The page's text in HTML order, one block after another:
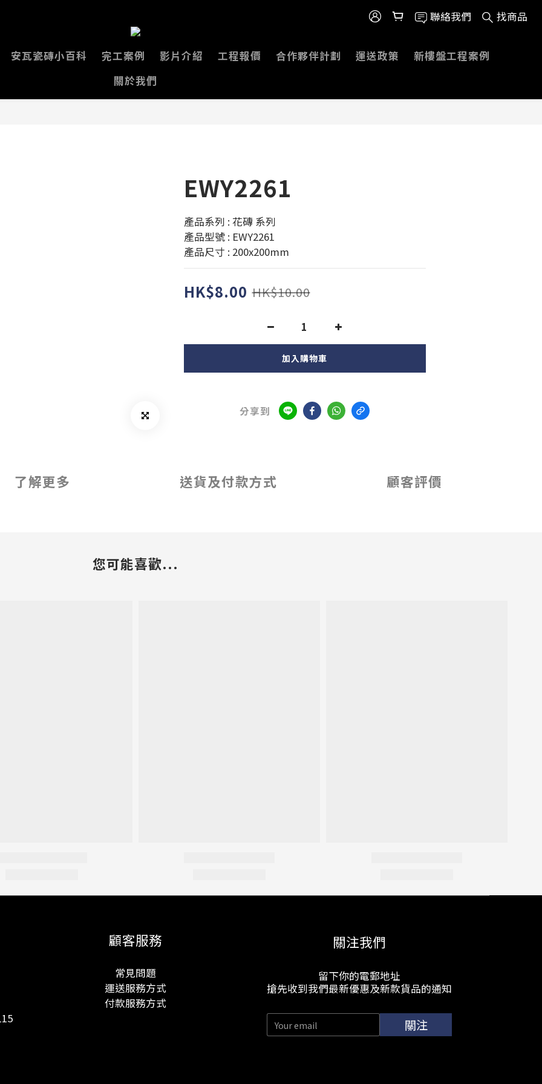
聯絡我們 找商品
安瓦瓷磚小百科 完工案例 影片介紹 工程報價 合作夥伴計劃 運送政策
新樓盤工程案例
關於我們
EWY2261
產品系列 : 花磚 系列
產品型號 : EWY2261
產品尺寸 : 200x200mm
HK$8.00 HK$10.00
加入購物車
分享到
了解更多 送貨及付款方式 顧客評價
您可能喜歡...
顧客服務
常見問題
運送服務方式
付款服務方式
關注我們
留下你的電郵地址
搶先收到我們最新優惠及新款貨品的通知
關注